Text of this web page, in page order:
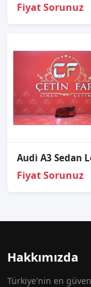
Fiyat Sorunuz
Fiyat Sorunuz
Hakkımızda
Türkiye'nin en